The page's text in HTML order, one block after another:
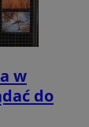
w
do